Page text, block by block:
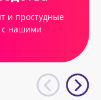
и простудные
с нашими